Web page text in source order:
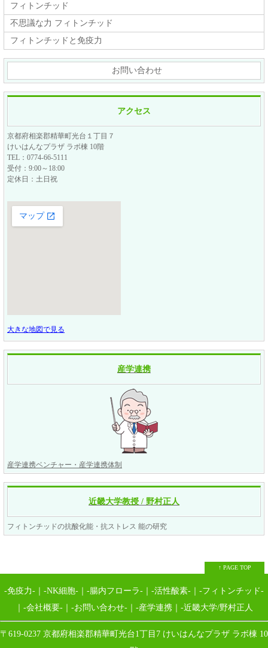
フィトンチッド
不思議な力 フィトンチッド
フィトンチッドと免疫力
お問い合わせ
アクセス
京都府相楽郡精華町光台１丁目７
けいはんなプラザ ラボ棟 10階
TEL：0774-66-5111
受付：9:00～18:00
定休日：土日祝
大きな地図で見る
産学連携
産学連携ベンチャー・産学連携体制
近畿大学教授 / 野村正人
フィトンチッドの抗酸化能・抗ストレス 能の研究
↑ PAGE TOP
-免疫力- -NK細胞- -腸内フローラ- -活性酸素-
-フィトンチッド-
-会社概要- -お問い合わせ- -産学連携 -近畿大学/野村正人
〒619-0237 京都府相楽郡精華町光台1丁目7 けいはんなプラザ ラボ棟 10